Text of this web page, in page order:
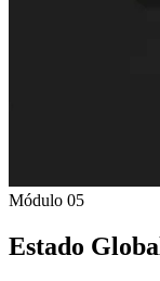
Módulo 05
Estado